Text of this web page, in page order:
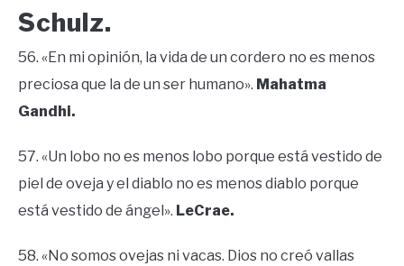
Schulz.
56. «En mi opinión, la vida de un cordero no es menos
preciosa que la de un ser humano». Mahatma
Gandhi.
57. «Un lobo no es menos lobo porque está vestido de
piel de oveja y el diablo no es menos diablo porque
está vestido de ángel». LeCrae.
58. «No somos ovejas ni vacas. Dios no creó vallas